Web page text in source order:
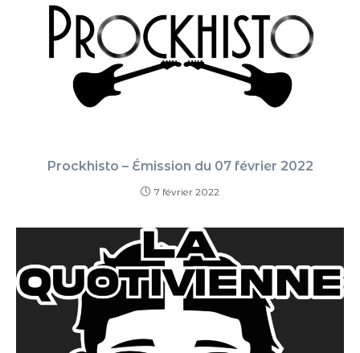
Prockhisto – Émission du 07 février 2022
7 février 2022